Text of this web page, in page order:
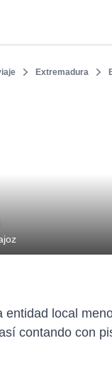
Extremadura
entidad local
contando con